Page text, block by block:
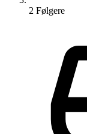
2 Følgere